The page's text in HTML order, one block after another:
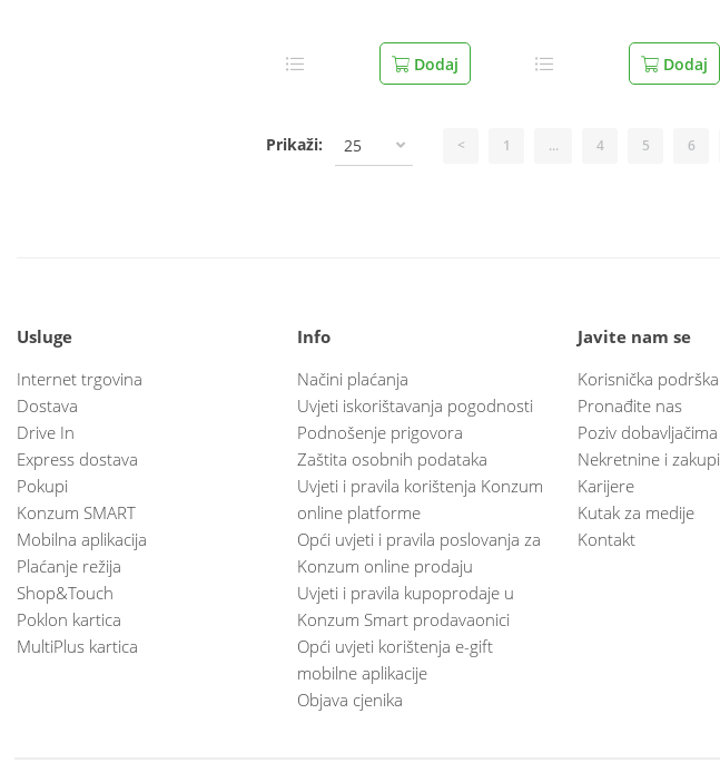
Dodaj Dodaj
Prikaži: 25 < 1 ... 4 5 6
Usluge
Internet trgovina
Dostava
Drive In
Express dostava
Pokupi
Konzum SMART
Mobilna aplikacija
Plaćanje režija
Shop&Touch
Poklon kartica
MultiPlus kartica
Info
Načini plaćanja
Uvjeti iskorištavanja pogodnosti
Podnošenje prigovora
Zaštita osobnih podataka
Uvjeti i pravila korištenja Konzum
online platforme
Opći uvjeti i pravila poslovanja za
Konzum online prodaju
Uvjeti i pravila kupoprodaje u
Konzum Smart prodavaonici
Opći uvjeti korištenja e-gift
mobilne aplikacije
Objava cjenika
Javite nam se
Korisnička podrška
Pronađite nas
Poziv dobavljačima
Nekretnine i zakupi
Karijere
Kutak za medije
Kontakt